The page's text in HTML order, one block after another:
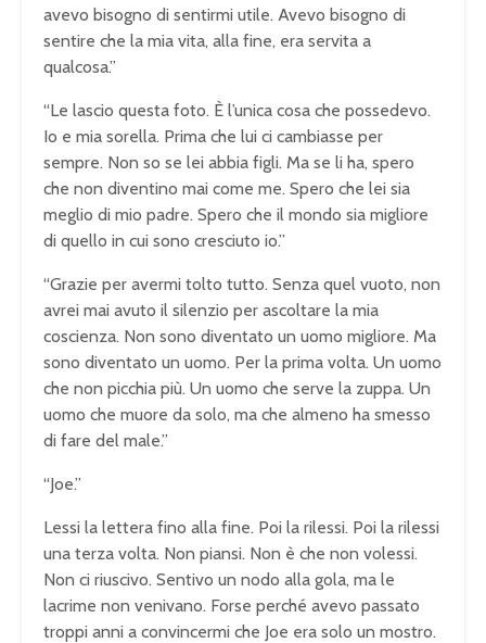
avevo bisogno di sentirmi utile. Avevo bisogno di
sentire che la mia vita, alla fine, era servita a
qualcosa.”
“Le lascio questa foto. È l’unica cosa che possedevo.
Io e mia sorella. Prima che lui ci cambiasse per
sempre. Non so se lei abbia figli. Ma se li ha, spero
che non diventino mai come me. Spero che lei sia
meglio di mio padre. Spero che il mondo sia migliore
di quello in cui sono cresciuto io.”
“Grazie per avermi tolto tutto. Senza quel vuoto, non
avrei mai avuto il silenzio per ascoltare la mia
coscienza. Non sono diventato un uomo migliore. Ma
sono diventato un uomo. Per la prima volta. Un uomo
che non picchia più. Un uomo che serve la zuppa. Un
uomo che muore da solo, ma che almeno ha smesso
di fare del male.”
“Joe.”
Lessi la lettera fino alla fine. Poi la rilessi. Poi la rilessi
una terza volta. Non piansi. Non è che non volessi.
Non ci riuscivo. Sentivo un nodo alla gola, ma le
lacrime non venivano. Forse perché avevo passato
troppi anni a convincermi che Joe era solo un mostro.